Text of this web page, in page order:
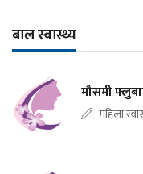
बाल स्वास्थ्य
मौसमी
महिला